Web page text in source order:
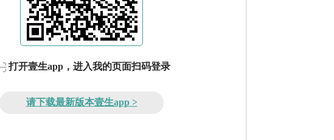
打开壹生app，进入我的页面扫码登录
请下载最新版本壹生app >